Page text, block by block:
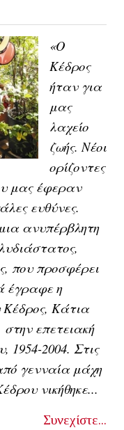
«Ο
Κέδρος
ήταν για
μας
λαχείο
ζωής. Νέοι
ορίζοντες
μας έφεραν
ευθύνες.
ανυπέρβλητη
που προσφέρει
έγραφε η
Κέδρος, Κάτια
επετειακή
1954-2004. Στις
γενναία μάχη
νικήθηκε...
Συνεχίστε...